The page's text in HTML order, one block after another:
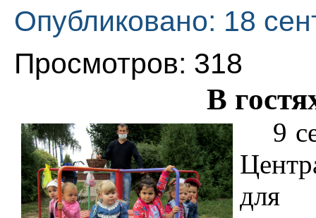
Опубликовано: 18
Просмотров: 318
В
9
для